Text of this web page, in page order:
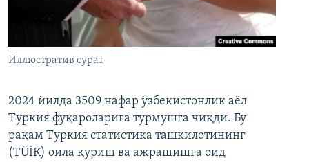
Иллюстратив сурат
2024 йилда 3509 нафар ўзбекистонлик аёл
Туркия фуқароларига турмушга чиқди. Бу
рақам Туркия статистика ташкилотининг
(ТÜİК) оила қуриш ва ажрашишга оид